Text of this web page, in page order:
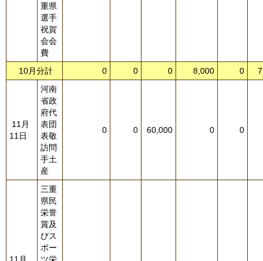
重県
選手
祝賀
会会
費
10月分計 0 0 0 8,000 0
11月
11日
河南
省政
府代
表団
表敬
訪問
手土
産
0 0 60,000 0 0
三重
県民
栄誉
賞及
びス
ポー